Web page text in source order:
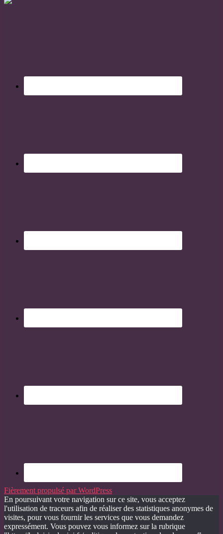
Fièrement propulsé par WordPress
En poursuivant votre navigation sur ce site, vous acceptez
l'utilisation de traceurs afin de réaliser des statistiques anonymes de
visites, pour vous fournir les services que vous demandez
expressément. Vous pouvez vous informez sur la rubrique